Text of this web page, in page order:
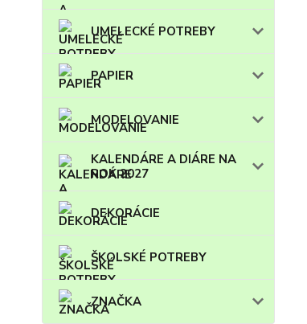
UMELECKÉ POTREBY
PAPIER
MODELOVANIE
KALENDÁRE A DIÁRE NA
ROK 2027
DEKORÁCIE
ŠKOLSKÉ POTREBY
ZNAČKA